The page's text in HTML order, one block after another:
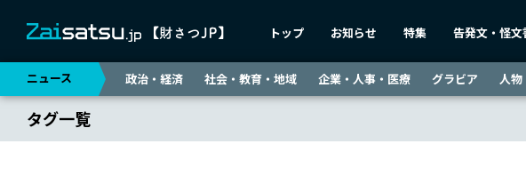
トップ お知らせ 特集 告発文・怪
ニュース 政治・経済 社会・教育・地域 企業・人事・医療 グラビア 人物
タグ一覧